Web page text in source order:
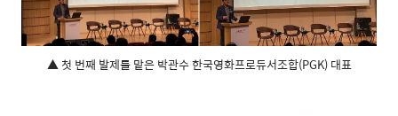
▲ 첫 번째 발제를 맡은 박관수 한국영화프로듀서조합(PGK) 대표